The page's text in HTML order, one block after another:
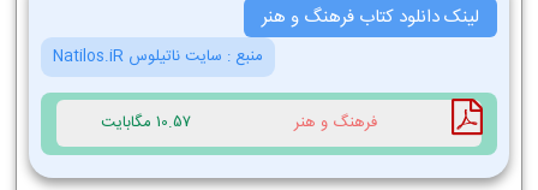
لینک دانلود کتاب فرهنگ و هنر
منبع : سایت ناتیلوس Natilos.iR
فرهنگ و هنر 10.57 مگابایت